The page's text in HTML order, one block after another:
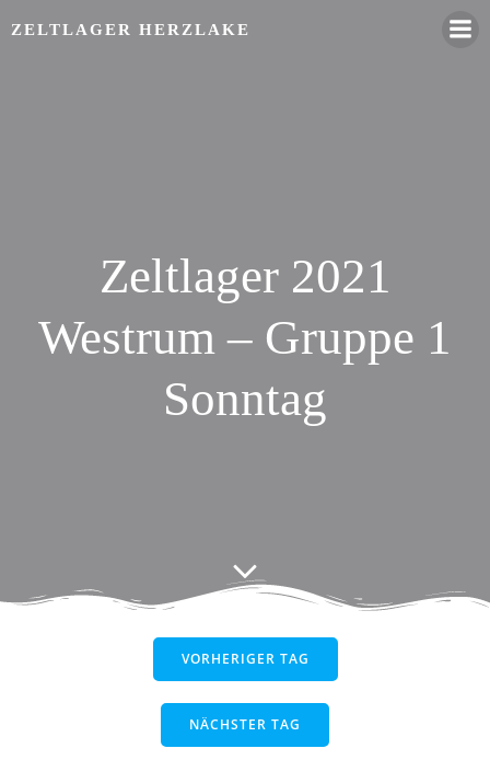
Inhalt
ZELTLAGER HERZLAKE
Zeltlager 2021
Westrum – Gruppe 1
Sonntag
VORHERIGER TAG
NÄCHSTER TAG